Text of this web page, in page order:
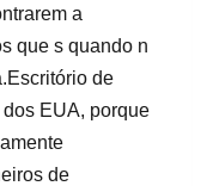
a
que s quando n
de
EUA, porque
de